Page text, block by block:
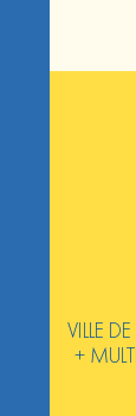
VILLE
+